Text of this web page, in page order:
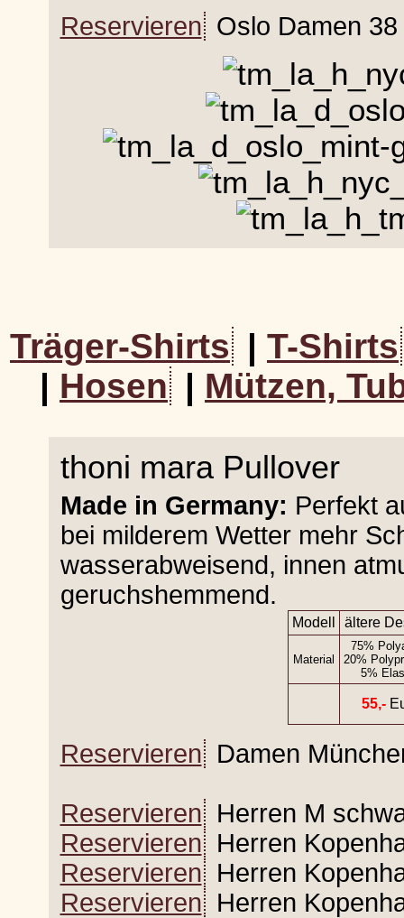
Reservieren Oslo Damen
Träger-Shirts | T-Shirts
| Hosen | Mützen,
thoni mara Pullover
Made in Germany: Perfekt
bei milderem Wetter mehr
wasserabweisend, innen
geruchshemmend.
Modell ältere
Material
75%
20%
5%
55,-
Reservieren Damen
Reservieren Herren M
Reservieren Herren
Reservieren Herren
Reservieren Herren